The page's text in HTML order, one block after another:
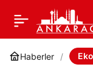
Haberler
Davutoğlu’ndan
Erdoğan’ın grev